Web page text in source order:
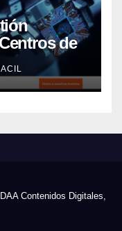
de
Contenidos Digitales,